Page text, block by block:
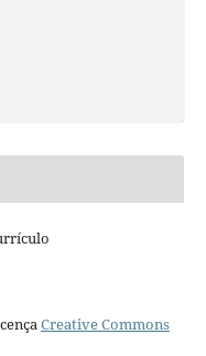
Creative Commons